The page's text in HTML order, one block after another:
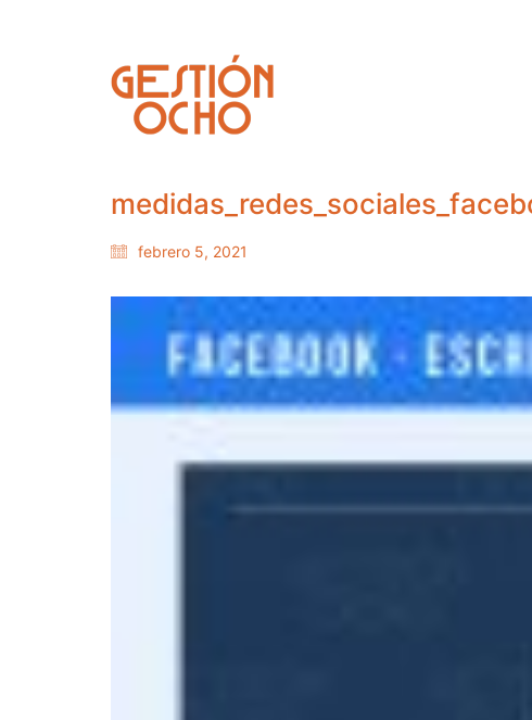
febrero 5, 2021